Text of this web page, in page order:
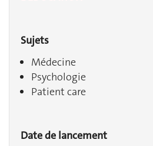
Sujets
Médecine
Psychologie
Patient care
Date de lancement